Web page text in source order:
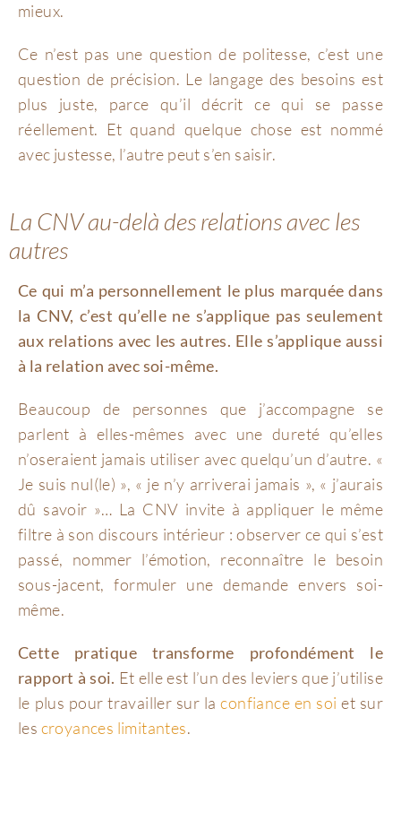
mieux.
Ce n’est pas une question de politesse, c’est une
question de précision. Le langage des besoins est
plus juste, parce qu’il décrit ce qui se passe
réellement. Et quand quelque chose est nommé
avec justesse, l’autre peut s’en saisir.
La CNV au-delà des relations avec les
autres
Ce qui m’a personnellement le plus marquée dans
la CNV, c’est qu’elle ne s’applique pas seulement
aux relations avec les autres. Elle s’applique aussi
à la relation avec soi-même.
Beaucoup de personnes que j’accompagne se
parlent à elles-mêmes avec une dureté qu’elles
n’oseraient jamais utiliser avec quelqu’un d’autre. «
Je suis nul(le) », « je n’y arriverai jamais », « j’aurais
dû savoir »… La CNV invite à appliquer le même
filtre à son discours intérieur : observer ce qui s’est
passé, nommer l’émotion, reconnaître le besoin
sous-jacent, formuler une demande envers soi-
même.
Cette pratique transforme profondément le
rapport à soi. Et elle est l’un des leviers que j’utilise
le plus pour travailler sur laconfiance en soi et sur
les croyances limitantes.